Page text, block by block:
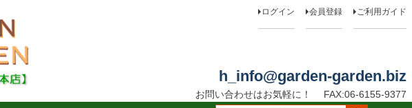
ログイン 会員登録 ご利用ガイド
h_info@garden-garden.biz
お問い合わせはお気軽に！
FAX:06-6155-9377